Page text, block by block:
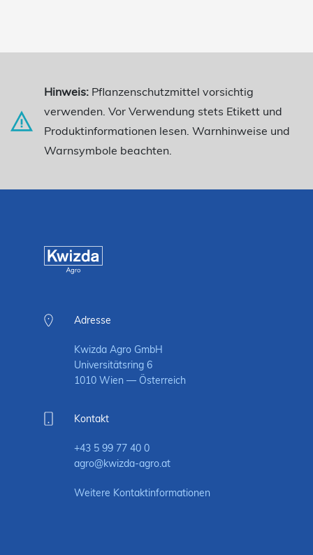
Hinweis: Pflanzenschutzmittel vorsichtig
verwenden. Vor Verwendung stets Etikett und
Produktinformationen lesen. Warnhinweise und
Warnsymbole beachten.
Adresse
Kwizda Agro GmbH
Universitätsring 6
1010 Wien — Österreich
Kontakt
+43 5 99 77 40 0
agro@kwizda-agro.at
Weitere Kontaktinformationen